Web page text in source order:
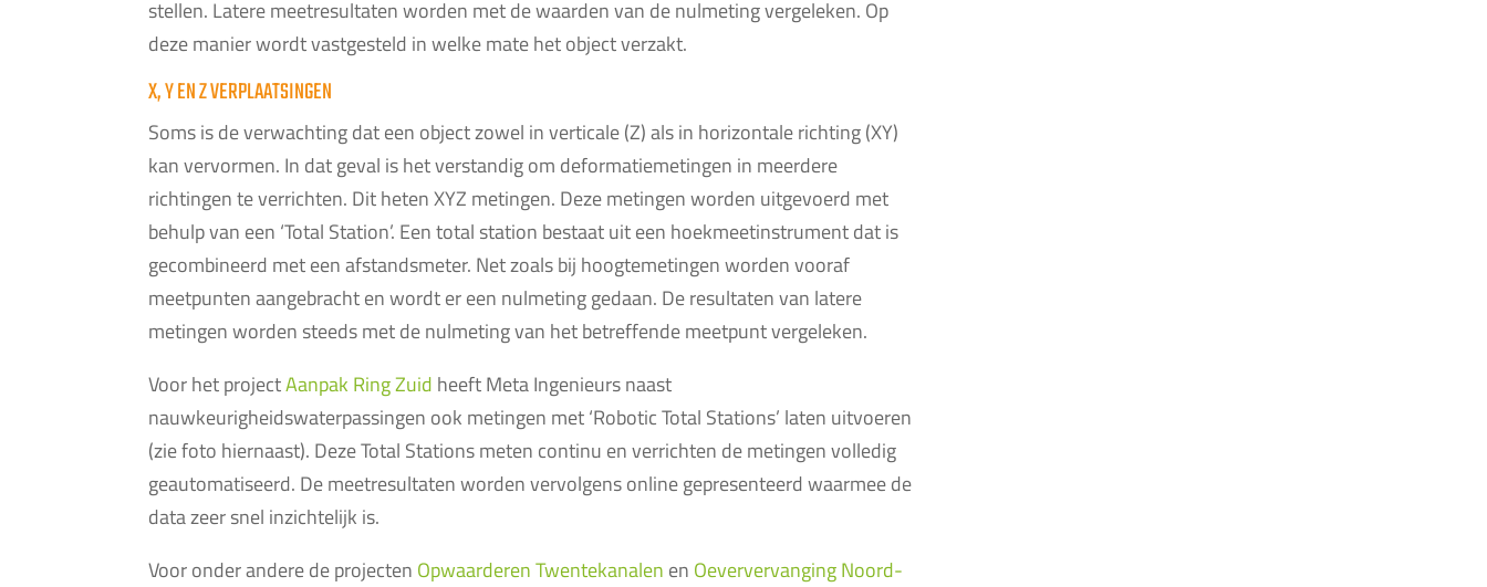
stellen. Latere meetresultaten worden met de waarden van de nulmeting vergeleken. Op
deze manier wordt vastgesteld in welke mate het object verzakt.
X, Y EN Z VERPLAATSINGEN
Soms is de verwachting dat een object zowel in verticale (Z) als in horizontale richting (XY)
kan vervormen. In dat geval is het verstandig om deformatiemetingen in meerdere
richtingen te verrichten. Dit heten XYZ metingen. Deze metingen worden uitgevoerd met
behulp van een ‘Total Station’. Een total station bestaat uit een hoekmeetinstrument dat is
gecombineerd met een afstandsmeter. Net zoals bij hoogtemetingen worden vooraf
meetpunten aangebracht en wordt er een nulmeting gedaan. De resultaten van latere
metingen worden steeds met de nulmeting van het betreffende meetpunt vergeleken.
Voor het projectAanpak Ring Zuid heeft Meta Ingenieurs naast
nauwkeurigheidswaterpassingen ook metingen met ‘Robotic Total Stations’ laten uitvoeren
(zie foto hiernaast). Deze Total Stations meten continu en verrichten de metingen volledig
geautomatiseerd. De meetresultaten worden vervolgens online gepresenteerd waarmee de
data zeer snel inzichtelijk is.
Voor onder andere de projecten Opwaarderen Twentekanalen en Oeververvanging Noord-